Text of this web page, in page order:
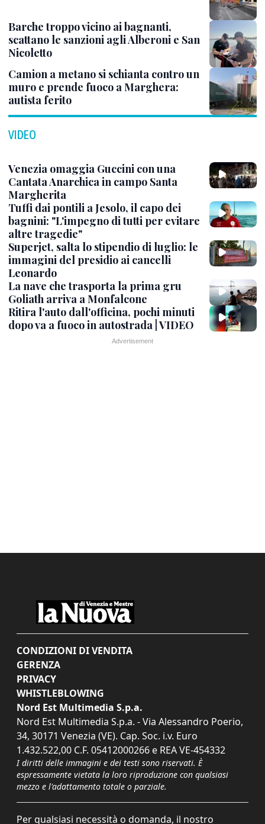
Barche troppo vicino ai bagnanti,
scattano le sanzioni agli Alberoni e San
Nicoletto
Camion a metano si schianta contro un
muro e prende fuoco a Marghera:
autista ferito
VIDEO
Venezia omaggia Guccini con una
Cantata Anarchica in campo Santa
Margherita
Tuffi dai pontili a Jesolo, il capo dei
bagnini: "L'impegno di tutti per evitare
altre tragedie"
Superjet, salta lo stipendio di luglio: le
immagini del presidio ai cancelli
Leonardo
La nave che trasporta la prima gru
Goliath arriva a Monfalcone
Ritira l'auto dall'officina, pochi minuti
dopo va a fuoco in autostrada | VIDEO
CONDIZIONI DI VENDITA
GERENZA
PRIVACY
WHISTLEBLOWING
Nord Est Multimedia S.p.a.
Nord Est Multimedia S.p.a. - Via Alessandro Poerio,
34, 30171 Venezia (VE). Cap. Soc. i.v. Euro
1.432.522,00 C.F. 05412000266 e REA VE-454332
I diritti delle immagini e dei testi sono riservati. È
espressamente vietata la loro riproduzione con qualsiasi
mezzo e l'adattamento totale o parziale.
Per qualsiasi necessità o domanda, il nostro